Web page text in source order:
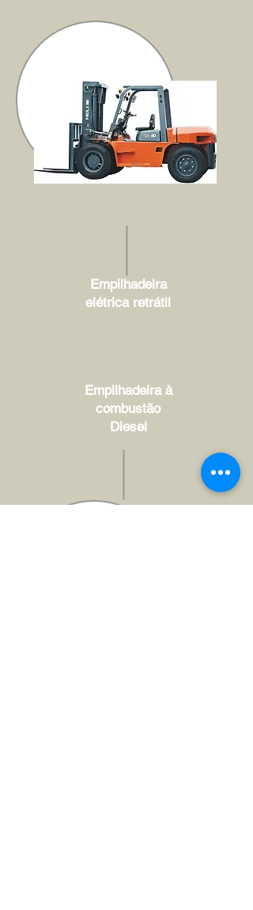
Empilhadeira
elétrica retrátil
Empilhadeira à
combustão
Diesel